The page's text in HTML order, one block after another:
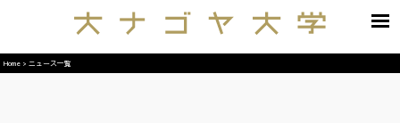
Home > ニュース一覧